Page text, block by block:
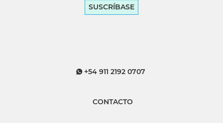
SUSCRÍBASE
+54 911 2192 0707
CONTACTO